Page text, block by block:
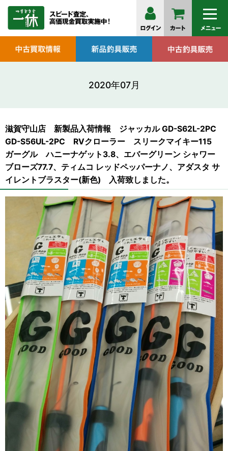
2020年07月
滋賀守山店 新製品入荷情報 ジャッカル GD-S62L-2PC
GD-S56UL-2PC RVクローラー スリークマイキー115
ガーグル ハニーナゲット3.8、エバーグリーン シャワー
ブローズ77.7、ティムコ レッドペッパーナノ、アダスタ サ
イレントブラスター(新色) 入荷致しました。